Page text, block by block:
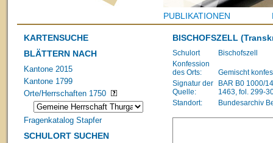
PUBLIKATIONEN
KARTENSUCHE
BLÄTTERN NACH
Kantone 2015
Kantone 1799
Orte/Herrschaften 1750
Fragenkatalog Stapfer
SCHULORT SUCHEN
BISCHOFSZELL
Schulort
Bischofszell
Konfession
des Orts:
Gemischt
Signatur der
Quelle:
BAR B0 1000/
1463, fol. 299-
Standort:
Bundesarchiv